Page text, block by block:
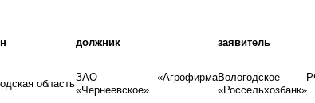
должник заявитель
область
ЗАО «Агрофирма
«Чернеевское»
«Россельхозбанк»